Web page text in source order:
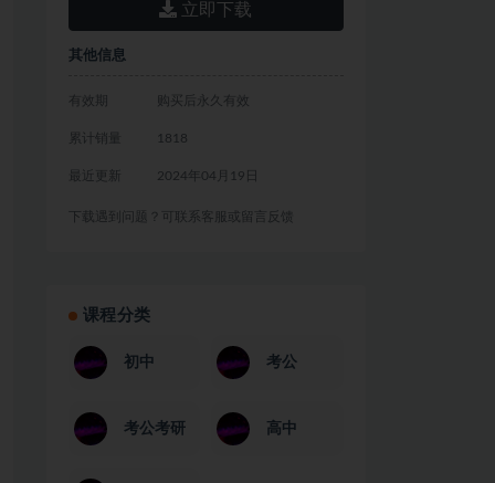
立即下载
其他信息
有效期 购买后永久有效
累计销量 1818
最近更新 2024年04月19日
下载遇到问题？可联系客服或留言反馈
课程分类
初中 考公
考公考研 高中